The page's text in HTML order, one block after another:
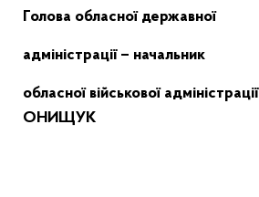
Голова обласної державної
адміністрації – начальник
обласної військової адміністрації
ОНИЩУК